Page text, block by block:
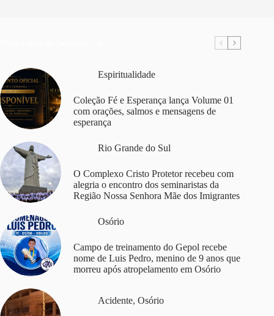
Espiritualidade
Coleção Fé e Esperança lança Volume 01
com orações, salmos e mensagens de
esperança
Rio Grande do Sul
O Complexo Cristo Protetor recebeu com
alegria o encontro dos seminaristas da
Região Nossa Senhora Mãe dos Imigrantes
Osório
Campo de treinamento do Gepol recebe
nome de Luis Pedro, menino de 9 anos que
morreu após atropelamento em Osório
Acidente, Osório